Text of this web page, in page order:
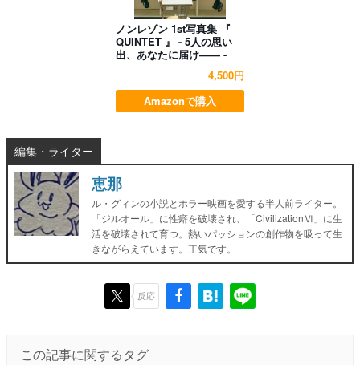
ノンレゾン 1st写真集 『
QUINTET 』 - 5人の思い
出、あなたに届け―― -
4,500円
Amazonで購入
編集・ライター
恵那
ル・グィンの小説とホラー映画を愛する半人前ライター。
「ジルオール」に性癖を破壊され、「CivilizationⅥ」に生
活を破壊されて育つ。熱いパッションの創作物を吸って生
きながらえています。正気です。
反応
この記事に関するタグ